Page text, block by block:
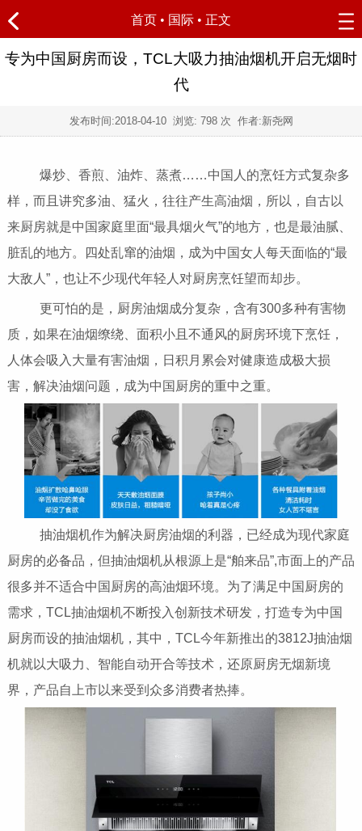
首页 • 国际 • 正文
专为中国厨房而设，TCL大吸力抽油烟机开启无烟时
代
发布时间:2018-04-10浏览: 798 次 作者:新尧网
爆炒、香煎、油炸、蒸煮……中国人的烹饪方式复杂多
样，而且讲究多油、猛火，往往产生高油烟，所以，自古以
来厨房就是中国家庭里面“最具烟火气”的地方，也是最油腻、
脏乱的地方。四处乱窜的油烟，成为中国女人每天面临的“最
大敌人”，也让不少现代年轻人对厨房烹饪望而却步。
更可怕的是，厨房油烟成分复杂，含有300多种有害物
质，如果在油烟缭绕、面积小且不通风的厨房环境下烹饪，
人体会吸入大量有害油烟，日积月累会对健康造成极大损
害，解决油烟问题，成为中国厨房的重中之重。
抽油烟机作为解决厨房油烟的利器，已经成为现代家庭
厨房的必备品，但抽油烟机从根源上是“舶来品”,市面上的产品
很多并不适合中国厨房的高油烟环境。为了满足中国厨房的
需求，TCL抽油烟机不断投入创新技术研发，打造专为中国
厨房而设的抽油烟机，其中，TCL今年新推出的3812J抽油烟
机就以大吸力、智能自动开合等技术，还原厨房无烟新境
界，产品自上市以来受到众多消费者热捧。